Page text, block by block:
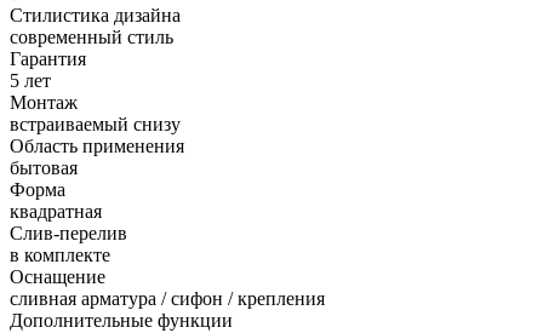
Стилистика дизайна
современный стиль
Гарантия
5 лет
Монтаж
встраиваемый снизу
Область применения
бытовая
Форма
квадратная
Слив-перелив
в комплекте
Оснащение
сливная арматура / сифон / крепления
Дополнительные функции